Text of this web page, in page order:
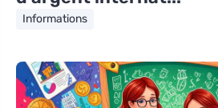
Informations